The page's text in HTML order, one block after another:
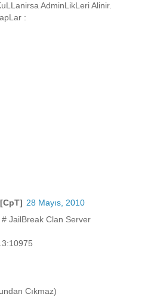
AdminLikLeri Alinir.
:
28 Mayıs, 2010
JailBreak Clan Server
Cıkmaz)